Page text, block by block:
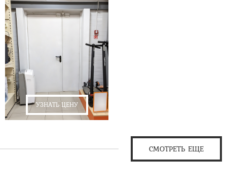
УЗНАТЬ ЦЕНУ
СМОТРЕТЬ ЕЩЕ